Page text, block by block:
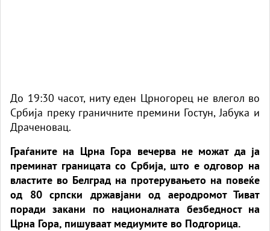
До 19:30 часот, ниту еден Црногорец не влегол во
Србија преку граничните премини Гостун, Јабука и
Драченовац.
Граѓаните на Црна Гора вечерва не можат да ја
преминат границата со Србија, што е одговор на
властите во Белград на протерувањето на повеќе
од 80 српски државјани од аеродромот Тиват
поради закани по националната безбедност на
Црна Гора, пишуваат медиумите во Подгорица.